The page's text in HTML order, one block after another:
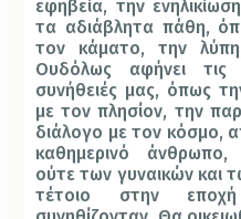
εφηβεία, την
τα αδιάβλητα πάθη,
τον κάματο, την
Ουδόλως αφήνει τις
συνήθειές μας, όπως
με τον πλησίον, την
διάλογο με τον κόσμο,
καθημερινό άνθρωπο,
ούτε των γυναικών και
τέτοιο στην